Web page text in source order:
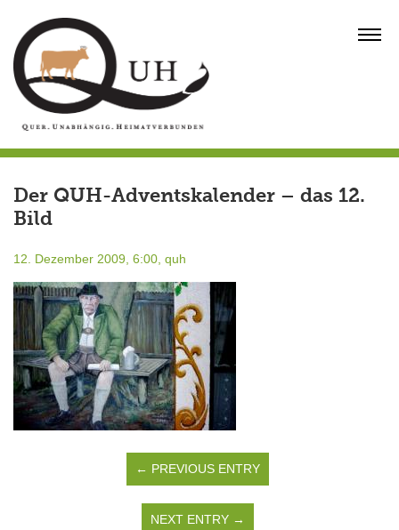
content
Der QUH-Adventskalender – das 12.
Bild
12. Dezember 2009, 6:00, quh
← PREVIOUS ENTRY
NEXT ENTRY →